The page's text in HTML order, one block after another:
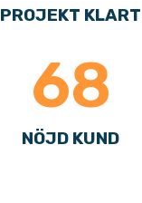
PROJEKT KLART
NÖJD KUND
68